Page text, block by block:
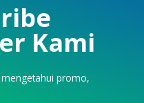
Kami
promo,